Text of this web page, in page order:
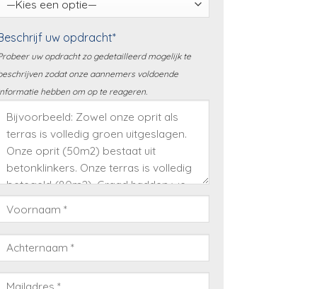
uw opdracht*
uw opdracht zo gedetailleerd mogelijk te
zodat onze aannemers voldoende
hebben om op te reageren.